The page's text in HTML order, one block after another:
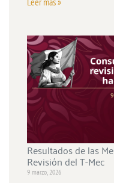
Resultados de las
Revisión del T-Mec
9 marzo, 2026